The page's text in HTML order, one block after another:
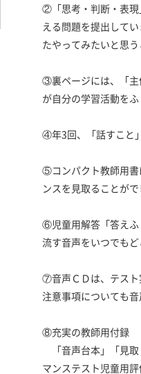
②「思考・判断・表現
える問題を提出して
たやってみたいと思う
③裏ページには、「主
が自分の学習活動を
④年3回、「話すこと
⑤コンパクト教師用書
ンスを見取ることがで
⑥児童用解答「答えふ
流す音声をいつでも
⑦音声ＣＤは、テスト
注意事項についても
⑧充実の教師用付録
「音声台本」「見取
マンステスト児童用